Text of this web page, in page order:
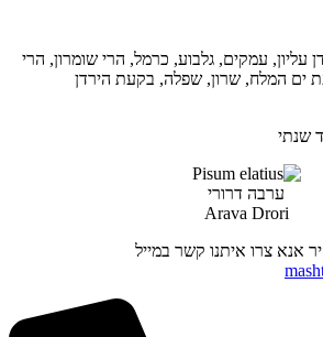
עליון, עמקים, גלבוע, כרמל, הרי שומרון, הרי
ים המלח, שרון, שפלה, בקעת הירדן
שנתי
ערבה דרורי
Arava Drori
אנא צרו איתנו קשר במייל